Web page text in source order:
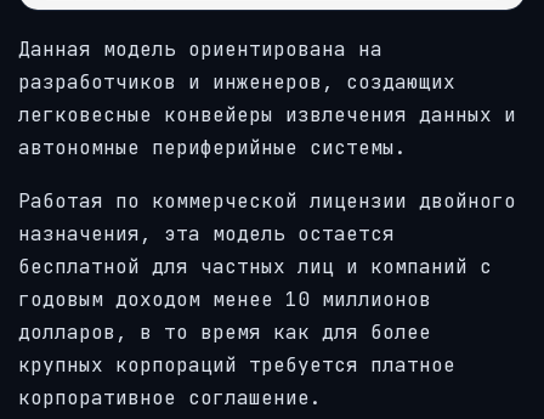
Данная модель ориентирована на
разработчиков и инженеров, создающих
легковесные конвейеры извлечения данных и
автономные периферийные системы.
Работая по коммерческой лицензии двойного
назначения, эта модель остается
бесплатной для частных лиц и компаний с
годовым доходом менее 10 миллионов
долларов, в то время как для более
крупных корпораций требуется платное
корпоративное соглашение.